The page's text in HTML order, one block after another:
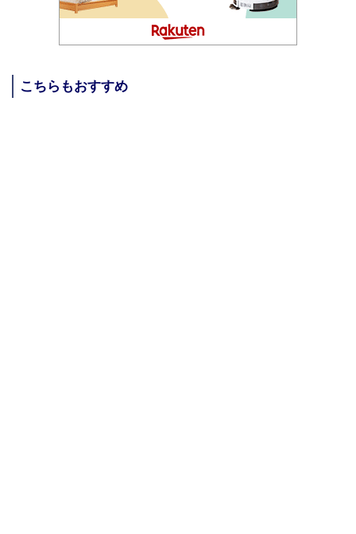
こちらもおすすめ